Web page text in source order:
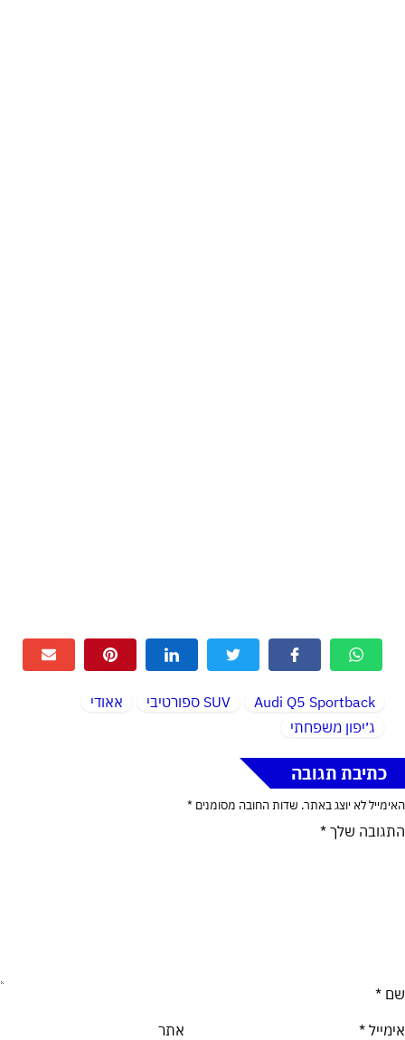
Audi Q5 Sportback SUV ספורטיבי
אאודי
ג׳יפון משפחתי
כתיבת תגובה
האימייל לא יוצג באתר. שדות החובה מסומנים *
התגובה שלך *
שם *
אימייל * אתר